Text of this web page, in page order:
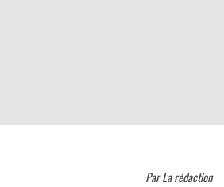
ParLa rédaction